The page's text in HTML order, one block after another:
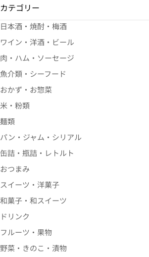
カテゴリー
日本酒・焼酎・梅酒
ワイン・洋酒・ビール
肉・ハム・ソーセージ
魚介類・シーフード
おかず・お惣菜
米・粉類
麺類
パン・ジャム・シリアル
缶詰・瓶詰・レトルト
おつまみ
スイーツ・洋菓子
和菓子・和スイーツ
ドリンク
フルーツ・果物
野菜・きのこ・漬物